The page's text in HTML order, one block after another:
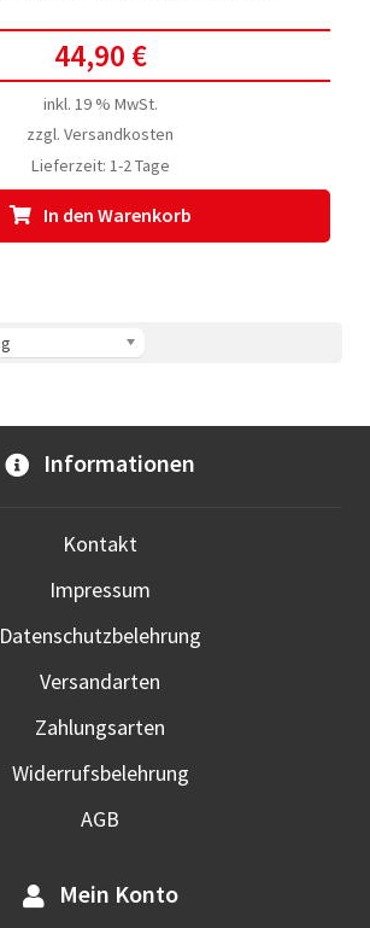
44,90 €
inkl. 19 % MwSt.
zzgl. Versandkosten
Lieferzeit: 1-2 Tage
In den Warenkorb
Informationen
Kontakt
Impressum
Datenschutzbelehrung
Versandarten
Zahlungsarten
Widerrufsbelehrung
AGB
Mein Konto